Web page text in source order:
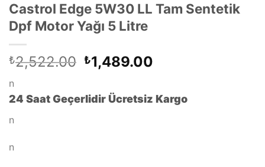
Castrol Edge 5W30 LL Tam Sentetik
Dpf Motor Yağı 5 Litre
₺2,522.00 Orijinal
fiyat:
₺2,522.00.
₺1,489.00
₺1,489.00.
n
24 Saat Geçerlidir Ücretsiz Kargo
n
n